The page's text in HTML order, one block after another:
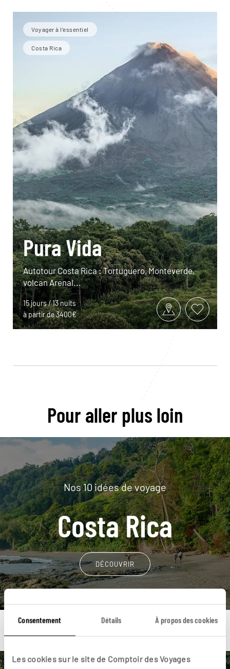
Consentement Détails À propos des cookies
Les cookies sur le site de Comptoir des Voyages
Voyager à l’essentiel
Costa Rica
Pura Vida
Autotour Costa Rica : Tortuguero, Monteverde,
volcan Arenal...
15 jours / 13 nuits
à partir de 3400€
Pour aller plus loin
Nos 10 idées de voyage
Costa Rica
DÉCOUVRIR